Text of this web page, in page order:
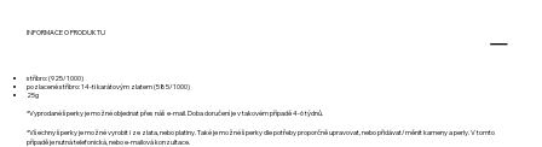
INFORMACE O PRODUKTU
stříbro: (925/1000)
pozlacené stříbro: 14-ti karátovým zlatem (585/1000)
25g
*Vyprodané šperky je možné objednat přes náš e-mail. Doba doručení je v takovém případě 4-6 týdnů.
*Všechny šperky je možné vyrobit i ze zlata, nebo platiny. Také je možné šperky dle potřeby proporčně upravovat, nebo přidávat/měnit kameny a perly. V tomto
případě je nutná telefonická, nebo e-mailová konzultace.